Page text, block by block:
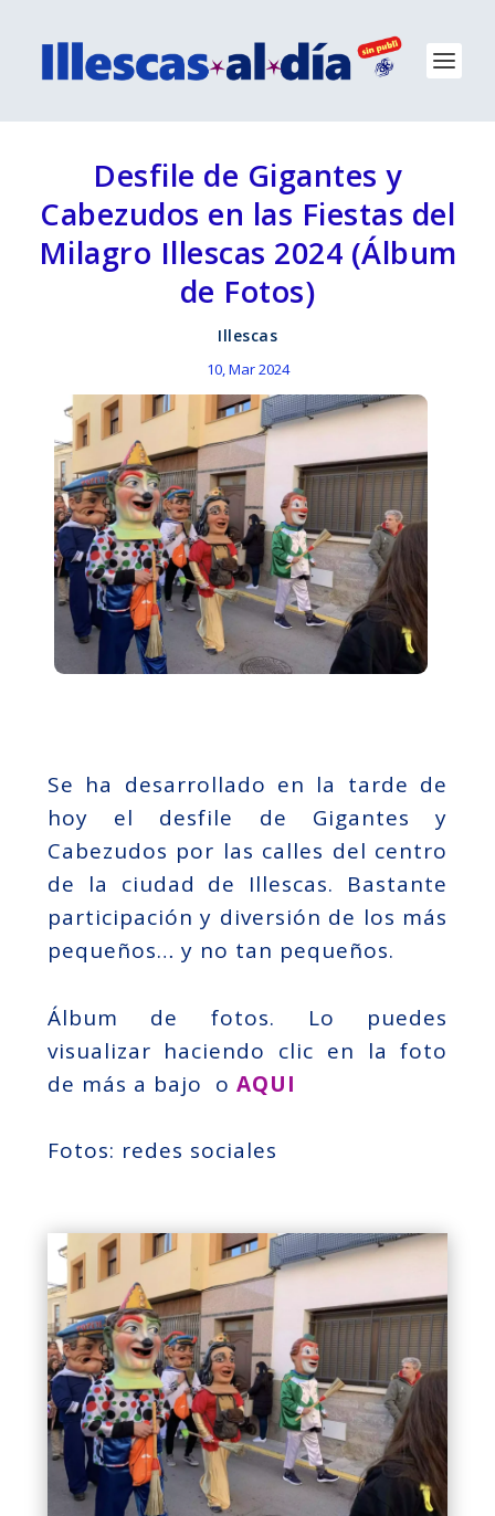
Desfile de Gigantes y
Cabezudos en las Fiestas del
Milagro Illescas 2024 (Álbum
de Fotos)
Illescas
10, Mar 2024
Se ha desarrollado en la tarde de
hoy el desfile de Gigantes y
Cabezudos por las calles del centro
de la ciudad de Illescas. Bastante
participación y diversión de los más
pequeños… y no tan pequeños.
Álbum de fotos. Lo puedes
visualizar haciendo clic en la foto
de más a bajo o AQUI
Fotos: redes sociales